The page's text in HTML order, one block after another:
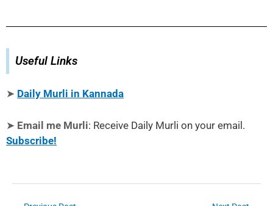
Useful Links
➤ Daily Murli in Kannada
➤ Email me Murli: Receive Daily Murli on your email.
Subscribe!